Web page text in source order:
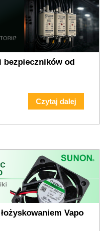
od
Czytaj dalej
Vapo